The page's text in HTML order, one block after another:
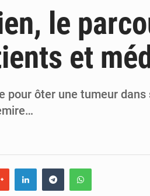
rejoint le Real Madrid pour 125 M€, un transfert
les Éléphants : « La Côte d’Ivoire est une nation faite
le
et
pour ôter une tumeur dans